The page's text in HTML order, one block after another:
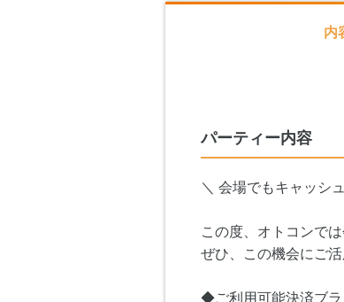
内
パーティー内容
＼ 会場でもキャッシ
この度、オトコンで
ぜひ、この機会にご活
◆ご利用可能決済ブラ